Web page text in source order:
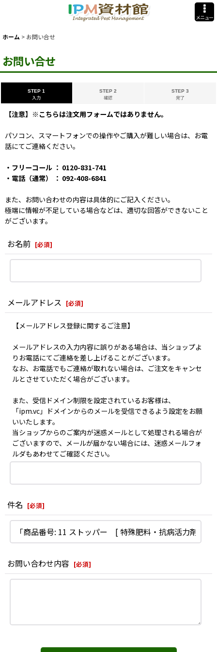
メニュー
ホーム > お問い合せ
お問い合せ
STEP 1
入力
STEP 2
確認
STEP 3
完了
【注意】※こちらは注文用フォームではありません。
パソコン、スマートフォンでの操作やご購入が難しい場合は、お電
話にてご連絡ください。
・フリーコール ： 0120-831-741
・電話（通常） ： 092-408-6841
また、お問い合わせの内容は具体的にご記入ください。
極端に情報が不足している場合などは、適切な回答ができないこと
がございます。
お名前 [必須]
メールアドレス [必須]
【メールアドレス登録に関するご注意】
メールアドレスの入力内容に誤りがある場合は、当ショップよ
りお電話にてご連絡を差し上げることがございます。
なお、お電話でもご連絡が取れない場合は、ご注文をキャンセ
ルとさせていただく場合がございます。
また、受信ドメイン制限を設定されているお客様は、
「ipm.vc」ドメインからのメールを受信できるよう設定をお願
いいたします。
当ショップからのご案内が迷惑メールとして処理される場合が
ございますので、メールが届かない場合には、迷惑メールフォ
ルダもあわせてご確認ください。
件名 [必須]
お問い合わせ内容 [必須]